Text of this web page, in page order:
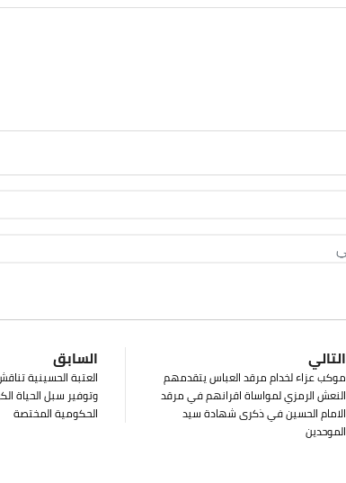
السابق
العتبة الحسينية
وتوفير سبل الحياة
الحكومية المختصة
التالي
موكب عزاء لخدام مرقد العباس يتقدمهم
النعش الرمزي لمواساة اقرانهم في مرقد
الامام الحسين في ذكرى شهادة سيد
الموحدين